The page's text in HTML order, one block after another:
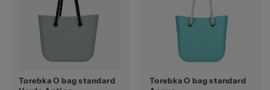
Torebka O bag standard
Torebka O bag standard